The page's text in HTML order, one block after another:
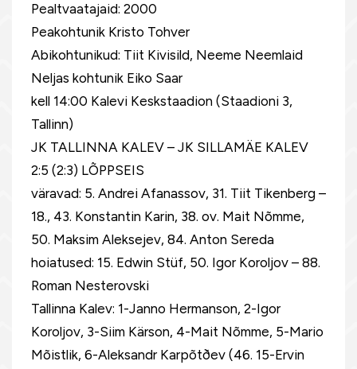
Pealtvaatajaid: 2000
Peakohtunik Kristo Tohver
Abikohtunikud: Tiit Kivisild, Neeme Neemlaid
Neljas kohtunik Eiko Saar
kell 14:00 Kalevi Keskstaadion (Staadioni 3,
Tallinn)
JK TALLINNA KALEV – JK SILLAMÄE KALEV
2:5 (2:3) LÕPPSEIS
väravad: 5. Andrei Afanassov, 31. Tiit Tikenberg –
18., 43. Konstantin Karin, 38. ov. Mait Nõmme,
50. Maksim Aleksejev, 84. Anton Sereda
hoiatused: 15. Edwin Stüf, 50. Igor Koroljov – 88.
Roman Nesterovski
Tallinna Kalev: 1-Janno Hermanson, 2-Igor
Koroljov, 3-Siim Kärson, 4-Mait Nõmme, 5-Mario
Mõistlik, 6-Aleksandr Karpõtðev (46. 15-Ervin